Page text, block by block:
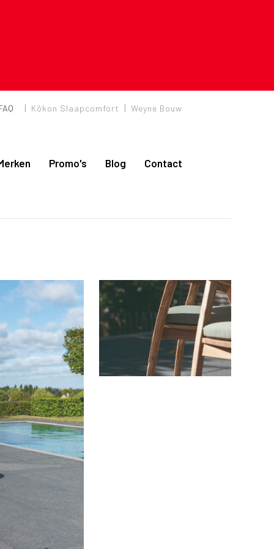
| Kôkon Slaapcomfort | Weyne Bouw
Promo's Blog Contact